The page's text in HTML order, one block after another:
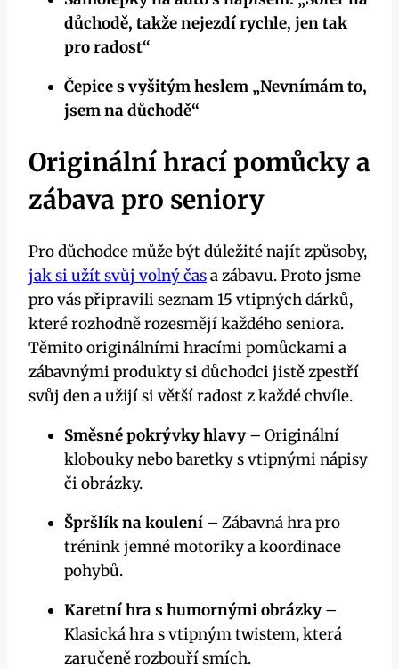
důchodě, takže nejezdí rychle, jen tak
pro radost“
Čepice s vyšitým heslem „Nevnímám to,
jsem na důchodě“
Originální hrací pomůcky a
zábava pro seniory
Pro důchodce může být důležité najít způsoby,
jak si užít svůj volný časa zábavu. Proto jsme
pro vás připravili seznam 15 vtipných dárků,
které rozhodně rozesmějí každého seniora.
Těmito originálními hracími pomůckami a
zábavnými produkty si důchodci jistě zpestří
svůj den a užijí si větší radost z každé chvíle.
Směsné pokrývky hlavy – Originální
klobouky nebo baretky s vtipnými nápisy
či obrázky.
Špršlík na koulení – Zábavná hra pro
trénink jemné motoriky a koordinace
pohybů.
Karetní hra s humornými obrázky –
Klasická hra s vtipným twistem, která
zaručeně rozbouří smích.